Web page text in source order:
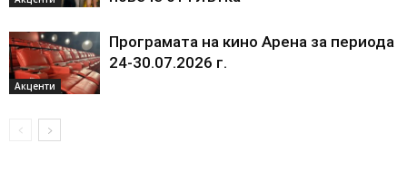
Акценти
Програмата на кино Арена за периода
24-30.07.2026 г.